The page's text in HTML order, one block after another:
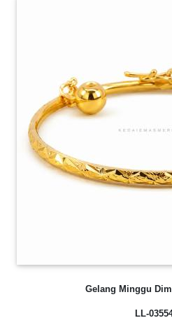
Gelang Minggu
LL-